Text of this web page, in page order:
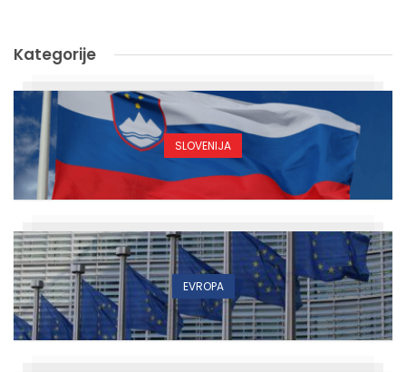
Kategorije
SLOVENIJA
EVROPA